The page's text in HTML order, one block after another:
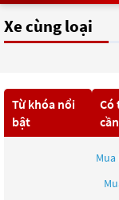
Xe cùng loại
Từ khóa nổi
bật
Có
cần